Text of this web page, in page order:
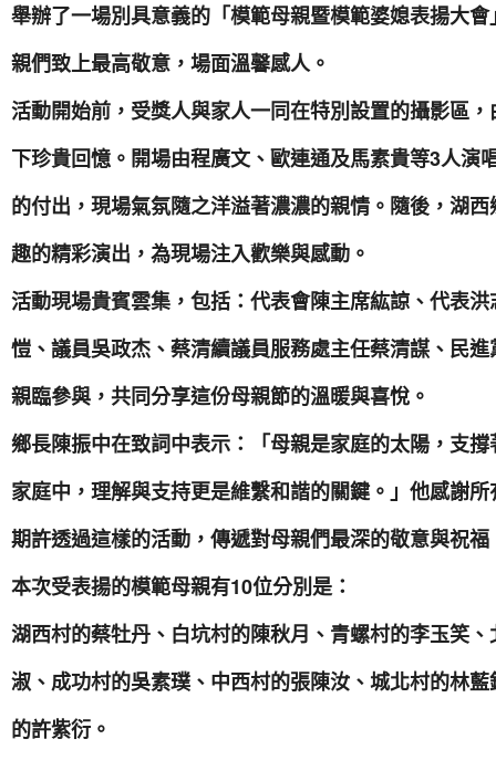
舉辦了一場別具意義的「模範母親暨模範婆媳表揚大
親們致上最高敬意，場面溫馨感人。
活動開始前，受獎人與家人一同在特別設置的攝影區
下珍貴回憶。開場由程廣文、歐連通及馬素貴等3人演
的付出，現場氣氛隨之洋溢著濃濃的親情。隨後，湖
趣的精彩演出，為現場注入歡樂與感動。
活動現場貴賓雲集，包括：代表會陳主席紘諒、代表
愷、議員吳政杰、蔡清續議員服務處主任蔡清謀、民
親臨參與，共同分享這份母親節的溫暖與喜悅。
鄉長陳振中在致詞中表示：「母親是家庭的太陽，支
家庭中，理解與支持更是維繫和諧的關鍵。」他感謝
期許透過這樣的活動，傳遞對母親們最深的敬意與祝福
本次受表揚的模範母親有10位分別是：
湖西村的蔡牡丹、白坑村的陳秋月、青螺村的李玉笑
淑、成功村的吳素璞、中西村的張陳汝、城北村的林
的許紫衍。